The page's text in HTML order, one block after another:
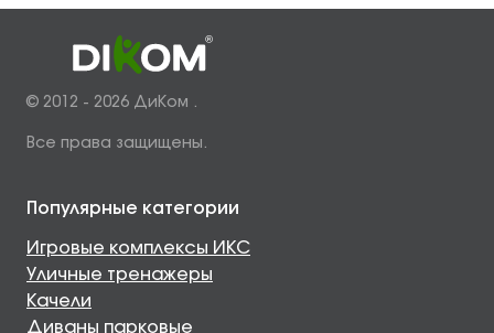
© 2012 - 2026 ДиКом .
Все права защищены.
Популярные категории
Игровые комплексы ИКС
Уличные тренажеры
Качели
Диваны парковые